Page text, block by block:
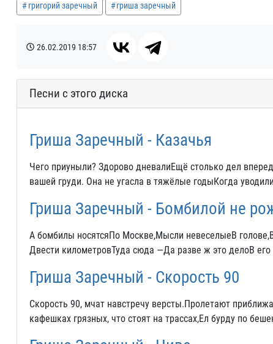
григорий заречный гриша заречный
26.02.2019 18:57
Песни с этого диска
Гриша Заречный - Казачья
Чего приуныли? Здорово дневалиЕщё столько дел
вашей груди. Она не угасла в тяжёлые годыКогда
Гриша Заречный - Бомбилой не
А бомбилы носятсяПо Москве,Мысли невеселыеВ
Двести километровТуда сюда —Да разве ж это делоВ его
Гриша Заречный - Скорость 90
Скорость 90, мчат навстречу версты.Пролетают
кафешках грязных, что стоят на трассах,Ел бурду по